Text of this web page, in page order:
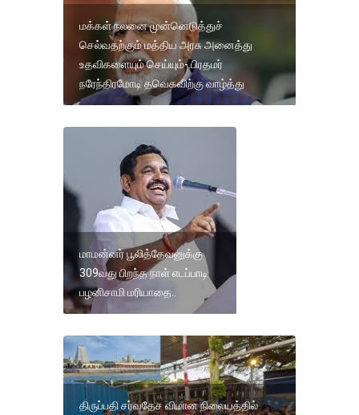
மக்கள் நலனை முன்னெடுத்துச்
செல்வதற்கும் மத்திய அரசு அனைத்து
உதவிகளையும் செய்யும்-.பிரதமர்
நரேந்திரமோடி தவெகவிற்கு வாழ்த்து
மாமன்னர் பூலித்தேவனுக்கு
309வது பிறந்த நாள் எடப்பாடி
பழனிசாமி மரியாதை..
திருப்பதி சர்வதேச விமான நிலையத்தில்